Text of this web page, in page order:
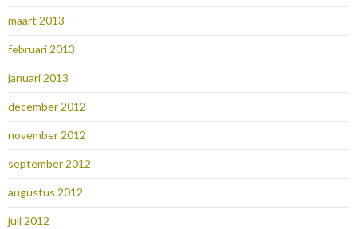
maart 2013
februari 2013
januari 2013
december 2012
november 2012
september 2012
augustus 2012
juli 2012